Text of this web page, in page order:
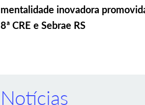
mentalidade inovadora
8ª CRE e Sebrae RS
Notícias